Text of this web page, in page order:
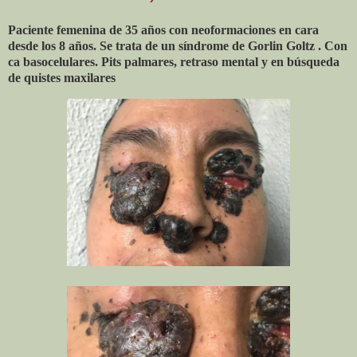
Paciente femenina de 35 años con neoformaciones en cara
desde los 8 años. Se trata de un síndrome de Gorlin Goltz . Con
ca basocelulares. Pits palmares, retraso mental y en búsqueda
de quistes maxilares